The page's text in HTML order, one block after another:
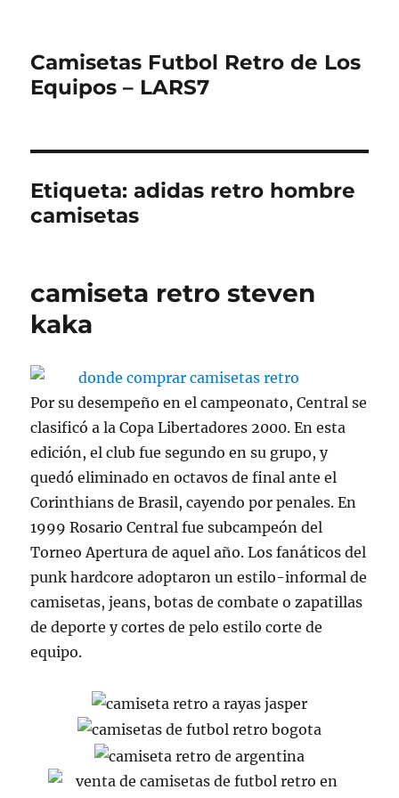
Camisetas Futbol Retro de Los
Equipos – LARS7
Etiqueta:adidas retro hombre
camisetas
camiseta retro steven
kaka
Por su desempeño en el campeonato, Central se
clasificó a la Copa Libertadores 2000. En esta
edición, el club fue segundo en su grupo, y
quedó eliminado en octavos de final ante el
Corinthians de Brasil, cayendo por penales. En
1999 Rosario Central fue subcampeón del
Torneo Apertura de aquel año. Los fanáticos del
punk hardcore adoptaron un estilo-informal de
camisetas, jeans, botas de combate o zapatillas
de deporte y cortes de pelo estilo corte de
equipo.